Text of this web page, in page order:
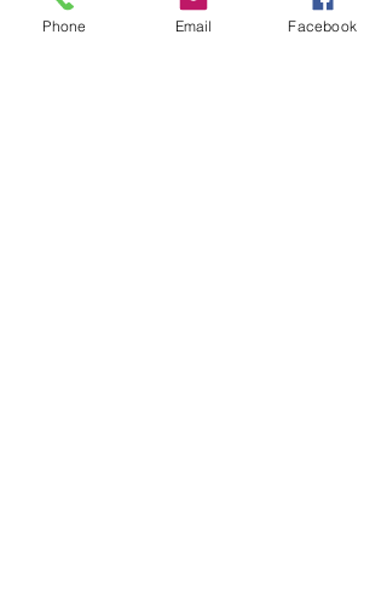
Sie farbenfrohe und designorientierte
Phone Email Facebook